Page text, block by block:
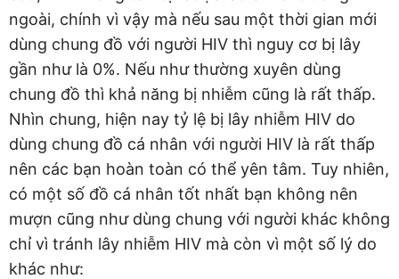
ngoài, chính vì vậy mà nếu sau một thời gian mới
dùng chung đồ với người HIV thì nguy cơ bị lây
gần như là 0%. Nếu như thường xuyên dùng
chung đồ thì khả năng bị nhiễm cũng là rất thấp.
Nhìn chung, hiện nay tỷ lệ bị lây nhiễm HIV do
dùng chung đồ cá nhân với người HIV là rất thấp
nên các bạn hoàn toàn có thể yên tâm. Tuy nhiên,
có một số đồ cá nhân tốt nhất bạn không nên
mượn cũng như dùng chung với người khác không
chỉ vì tránh lây nhiễm HIV mà còn vì một số lý do
khác như: